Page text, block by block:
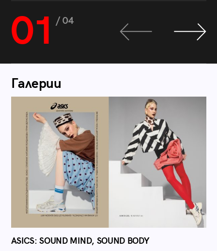
01 / 04
Галерии
ASICS: SOUND MIND, SOUND BODY